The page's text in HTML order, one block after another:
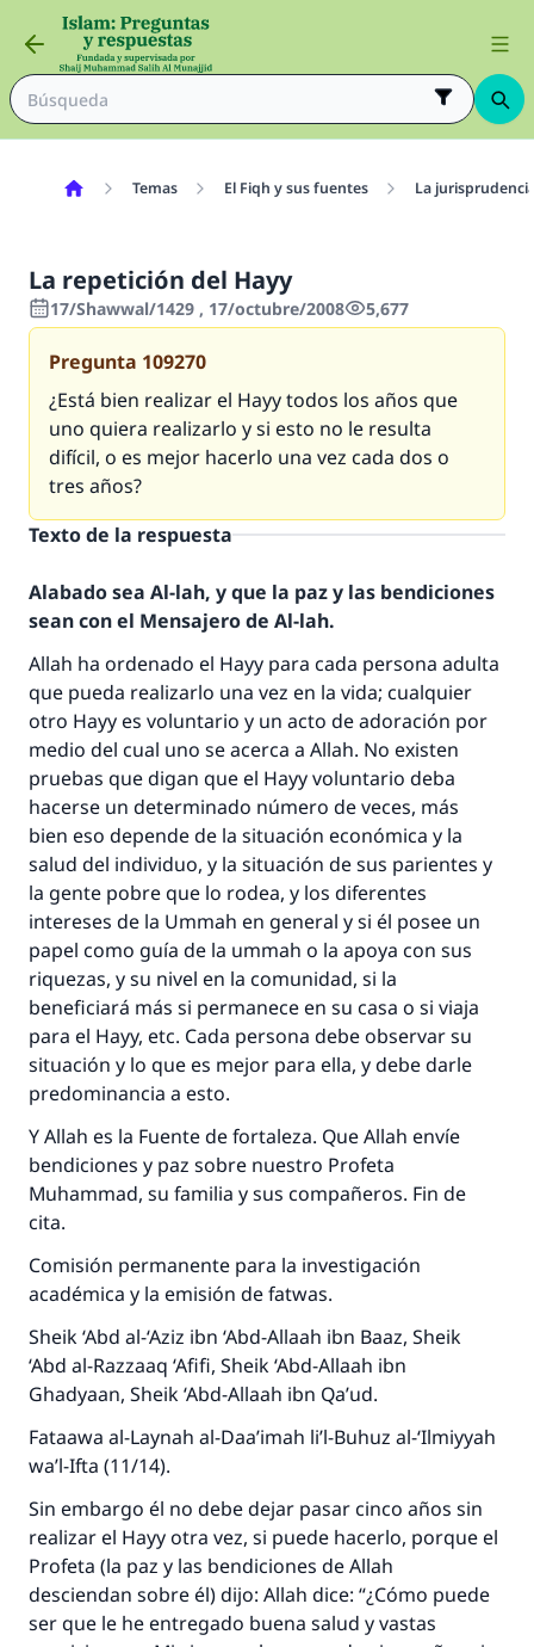
Temas El Fiqh y sus fuentes La
La repetición del Hayy
17/Shawwal/1429 , 17/octubre/2008 5,677
Pregunta 109270
¿Está bien realizar el Hayy todos los años que
uno quiera realizarlo y si esto no le resulta
difícil, o es mejor hacerlo una vez cada dos o
tres años?
Texto de la respuesta
Alabado sea Al-lah, y que la paz y las bendiciones
sean con el Mensajero de Al-lah.
Allah ha ordenado el Hayy para cada persona adulta
que pueda realizarlo una vez en la vida; cualquier
otro Hayy es voluntario y un acto de adoración por
medio del cual uno se acerca a Allah. No existen
pruebas que digan que el Hayy voluntario deba
hacerse un determinado número de veces, más
bien eso depende de la situación económica y la
salud del individuo, y la situación de sus parientes y
la gente pobre que lo rodea, y los diferentes
intereses de la Ummah en general y si él posee un
papel como guía de la ummah o la apoya con sus
riquezas, y su nivel en la comunidad, si la
beneficiará más si permanece en su casa o si viaja
para el Hayy, etc. Cada persona debe observar su
situación y lo que es mejor para ella, y debe darle
predominancia a esto.
Y Allah es la Fuente de fortaleza. Que Allah envíe
bendiciones y paz sobre nuestro Profeta
Muhammad, su familia y sus compañeros. Fin de
cita.
Comisión permanente para la investigación
académica y la emisión de fatwas.
Sheik ‘Abd al-‘Aziz ibn ‘Abd-Allaah ibn Baaz, Sheik
‘Abd al-Razzaaq ‘Afifi, Sheik ‘Abd-Allaah ibn
Ghadyaan, Sheik ‘Abd-Allaah ibn Qa’ud.
Fataawa al-Laynah al-Daa’imah li’l-Buhuz al-‘Ilmiyyah
wa’l-Ifta (11/14).
Sin embargo él no debe dejar pasar cinco años sin
realizar el Hayy otra vez, si puede hacerlo, porque el
Profeta (la paz y las bendiciones de Allah
desciendan sobre él) dijo: Allah dice: “¿Cómo puede
ser que le he entregado buena salud y vastas
La respuesta no. 110845 salvó un
matrimonio.
IslamQA.
"Una persona que orienta a otros a hacer el
bien obtendrá la misma recompensa que
aquellos que lo realicen."
(MUSLIM, 1893)
Contribuir